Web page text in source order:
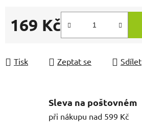
169 Kč
Tisk Zeptat se Sdílet
Sleva na poštovném
při nákupu nad 599 Kč